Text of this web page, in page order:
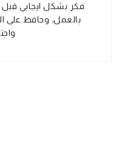
فكر بشكل ايجابي قبل
بالعمل، وحافظ على